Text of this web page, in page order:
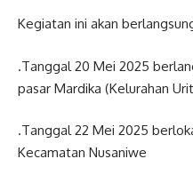
Kegiatan ini akan
.Tanggal 20 Mei 2025
pasar Mardika (Kelurahan
.Tanggal 22 Mei 2025
Kecamatan Nusaniwe